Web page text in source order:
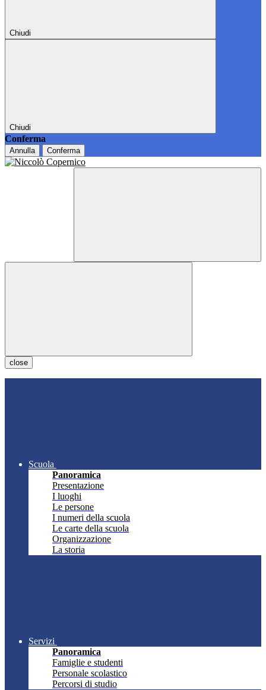
Chiudi
Chiudi
Conferma
Annulla Conferma
close
Scuola
Panoramica
Presentazione
I luoghi
Le persone
I numeri della scuola
Le carte della scuola
Organizzazione
La storia
Servizi
Panoramica
Famiglie e studenti
Personale scolastico
Percorsi di studio